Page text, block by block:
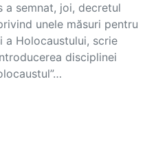
a semnat, joi, decretul
unele măsuri pentru
a Holocaustului, scrie
disciplinei